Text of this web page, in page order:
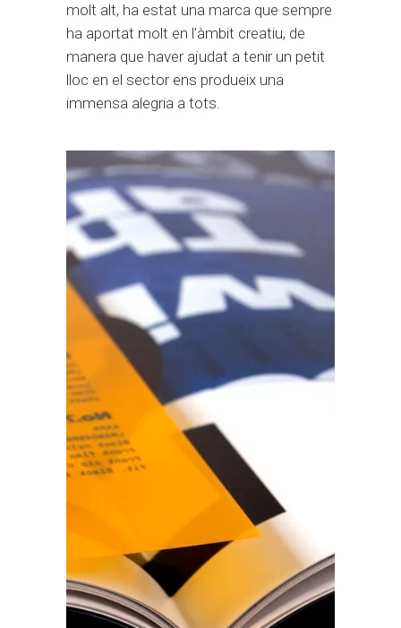
molt alt, ha estat una marca que sempre
ha aportat molt en l’àmbit creatiu, de
manera que haver ajudat a tenir un petit
lloc en el sector ens produeix una
immensa alegria a tots.